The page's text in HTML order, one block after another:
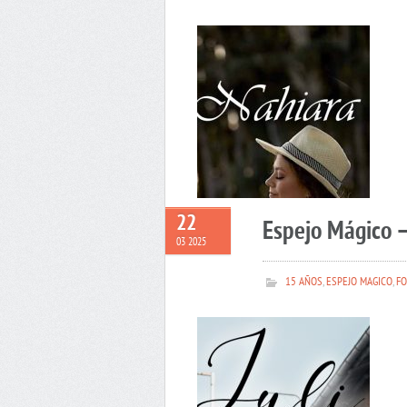
22
03 2025 Espejo Mágico
15 AÑOS,ESPEJO MAGICO,